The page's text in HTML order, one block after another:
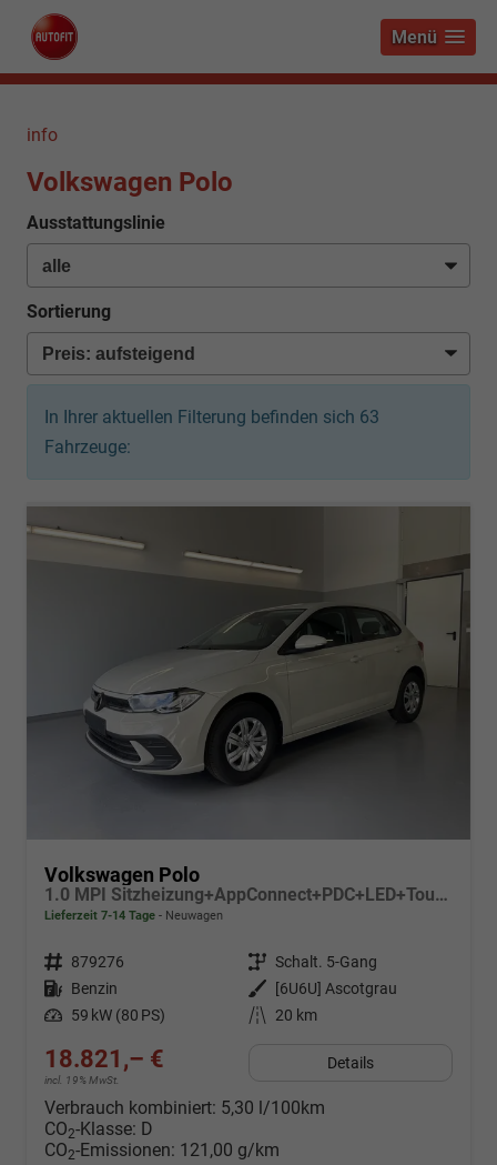
Menü
info
Volkswagen Polo
Ausstattungslinie
Sortierung
In Ihrer aktuellen Filterung befinden sich 63
Fahrzeuge:
Volkswagen Polo
1.0 MPI Sitzheizung+AppConnect+PDC+LED+Touch+Lichtsensor+MultiLenkrad
Lieferzeit 7-14 Tage Neuwagen
Fahrzeugnr. 879276 Getriebe Schalt. 5-Gang
Kraftstoff Benzin Außenfarbe
[6U6U] Ascotgrau
Leistung 59 kW (80 PS) Kilometerstand 20 km
18.821,– €
incl. 19% MwSt.
Details
Verbrauch kombiniert: 5,30 l/100km
CO2-Klasse: D
CO2-Emissionen: 121,00 g/km